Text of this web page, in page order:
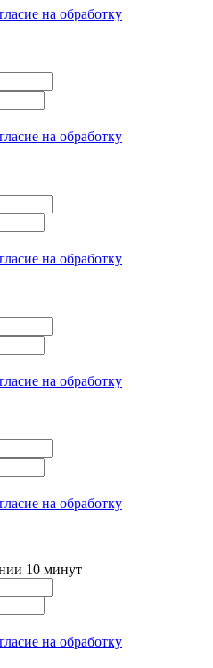
на обработку
на обработку
на обработку
на обработку
на обработку
10 минут
на обработку